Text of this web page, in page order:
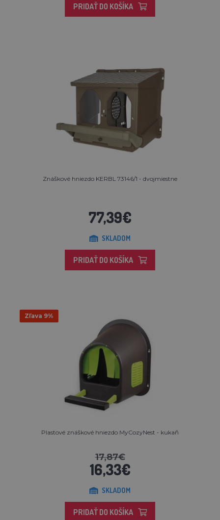
PRIDAŤ DO KOŠÍKA
Znáškové hniezdo KERBL 73146/1 - dvojmiestne
77,39€
SKLADOM
PRIDAŤ DO KOŠÍKA
Zľava 9%
Plastové znáškové hniezdo MyCozyNest - kukaň
17,87€
16,33€
SKLADOM
PRIDAŤ DO KOŠÍKA